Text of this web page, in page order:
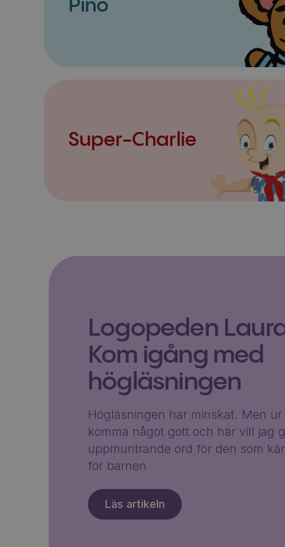
Pino
Super-Charlie
Logopeden
Kom igång med
högläsningen
Högläsningen har minskat. Men
komma något gott och här vill jag
uppmuntrande ord för den som
för barnen
Läs artikeln